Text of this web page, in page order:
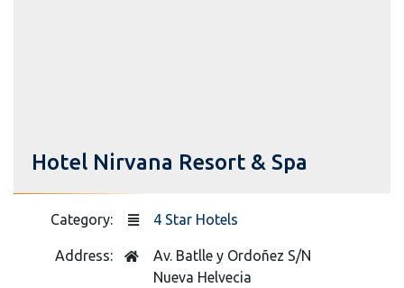
Hotel Nirvana Resort & Spa
Category: 4 Star Hotels
Address:
Av. Batlle y Ordoñez S/N
Nueva Helvecia